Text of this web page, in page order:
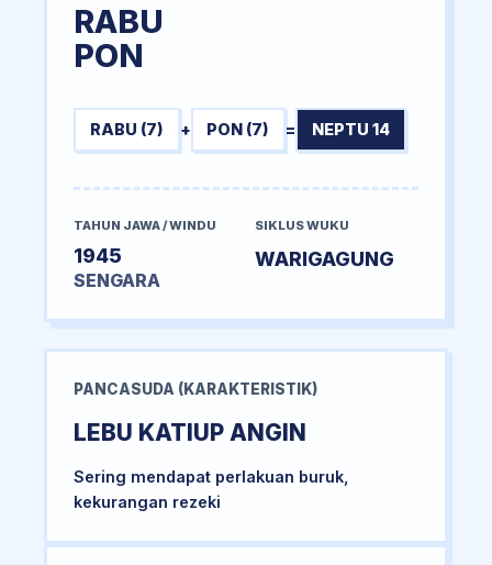
RABU
PON
RABU (7) + PON (7) = NEPTU 14
TAHUN JAWA / WINDU
1945
SENGARA
SIKLUS WUKU
WARIGAGUNG
PANCASUDA (KARAKTERISTIK)
LEBU KATIUP ANGIN
Sering mendapat perlakuan buruk,
kekurangan rezeki